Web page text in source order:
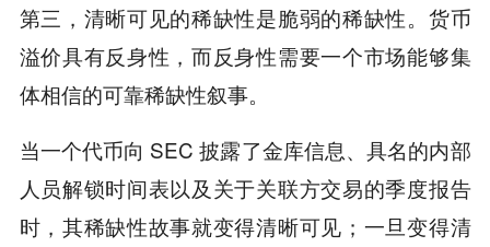
第三，清晰可见的稀缺性是脆弱的稀缺性。货币
溢价具有反身性，而反身性需要一个市场能够集
体相信的可靠稀缺性叙事。
当一个代币向 SEC 披露了金库信息、具名的内部
人员解锁时间表以及关于关联方交易的季度报告
时，其稀缺性故事就变得清晰可见；一旦变得清